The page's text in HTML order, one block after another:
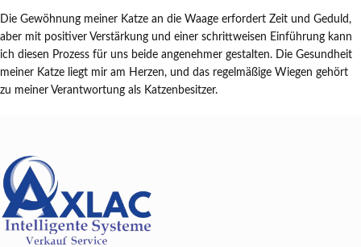
Die Gewöhnung meiner Katze an die Waage erfordert Zeit und Geduld,
aber mit positiver Verstärkung und einer schrittweisen Einführung kann
ich diesen Prozess für uns beide angenehmer gestalten. Die Gesundheit
meiner Katze liegt mir am Herzen, und das regelmäßige Wiegen gehört
zu meiner Verantwortung als Katzenbesitzer.